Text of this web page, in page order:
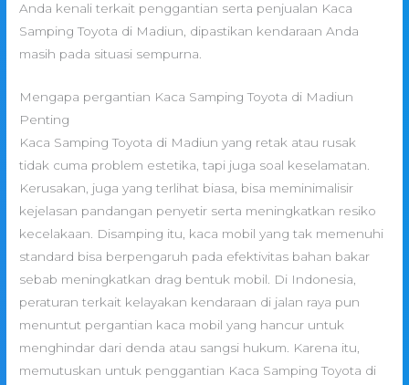
Anda kenali terkait penggantian serta penjualan Kaca
Samping Toyota di Madiun, dipastikan kendaraan Anda
masih pada situasi sempurna.
Mengapa pergantian Kaca Samping Toyota di Madiun
Penting
Kaca Samping Toyota di Madiun yang retak atau rusak
tidak cuma problem estetika, tapi juga soal keselamatan.
Kerusakan, juga yang terlihat biasa, bisa meminimalisir
kejelasan pandangan penyetir serta meningkatkan resiko
kecelakaan. Disamping itu, kaca mobil yang tak memenuhi
standard bisa berpengaruh pada efektivitas bahan bakar
sebab meningkatkan drag bentuk mobil. Di Indonesia,
peraturan terkait kelayakan kendaraan di jalan raya pun
menuntut pergantian kaca mobil yang hancur untuk
menghindar dari denda atau sangsi hukum. Karena itu,
memutuskan untuk penggantian Kaca Samping Toyota di